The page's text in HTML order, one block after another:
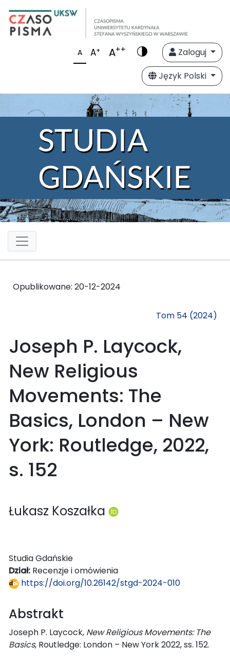
A A+ A++
Zaloguj
Język Polski
Opublikowane: 20-12-2024
Tom 54 (2024)
Joseph P. Laycock,
New Religious
Movements: The
Basics, London – New
York: Routledge, 2022,
s. 152
Łukasz Koszałka
Studia Gdańskie
Dział: Recenzje i omówienia
https://doi.org/10.26142/stgd-2024-010
Abstrakt
Joseph P. Laycock, New Religious Movements: The
Basics, Routledge: London – New York 2022, ss. 152.